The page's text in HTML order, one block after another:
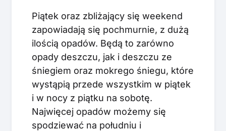
Piątek oraz zbliżający się weekend
zapowiadają się pochmurnie, z dużą
ilością opadów. Będą to zarówno
opady deszczu, jak i deszczu ze
śniegiem oraz mokrego śniegu, które
wystąpią przede wszystkim w piątek
i w nocy z piątku na sobotę.
Najwięcej opadów możemy się
spodziewać na południu i